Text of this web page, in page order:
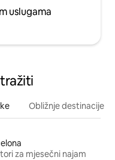
uslugama
Obližnje destinacije
za mjesečni najam